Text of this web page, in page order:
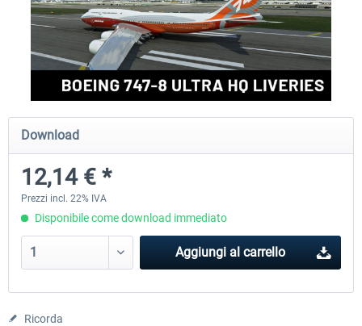
rkApps - FSRealistic Pro MSFS Aerosoft Tool Simple
Download
12,14 € *
Prezzi incl. 22% IVA
Disponibile come download immediato
Aggiungi al carrello
Ricorda